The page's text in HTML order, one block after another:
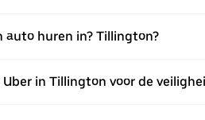
auto huren in? Tillington?
in Tillington voor de